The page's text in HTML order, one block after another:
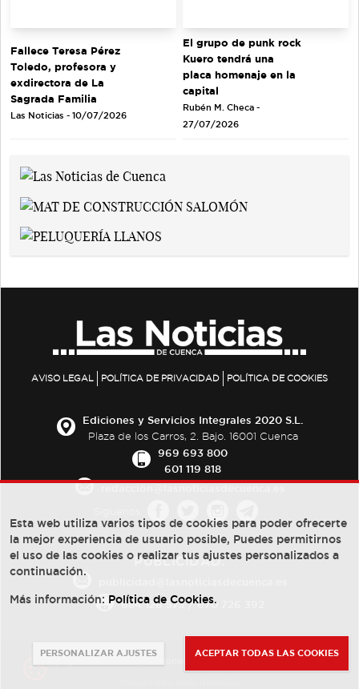
Fallece Teresa Pérez
Toledo, profesora y
exdirectora de La
Sagrada Familia
Las Noticias - 10/07/2026
El grupo de punk rock
Kuero tendrá una
placa homenaje en la
capital
Rubén M. Checa -
27/07/2026
AVISO LEGAL POLÍTICA DE PRIVACIDAD POLÍTICA DE COOKIES
Ediciones y Servicios Integrales 2020 S.L.
Plaza de los Carros, 2. Bajo. 16001 Cuenca
969 693 800
601 119 818
PUBLICIDAD:
684 126 573/670 726 392
Esta web utiliza varios tipos de cookies para poder ofrecerte
la mejor experiencia de usuario posible, Puedes permitirnos
el uso de las cookies o realizar tus ajustes personalizados a
continuación.
Más información: Política de Cookies.
PERSONALIZAR AJUSTES ACEPTAR TODAS LAS COOKIES